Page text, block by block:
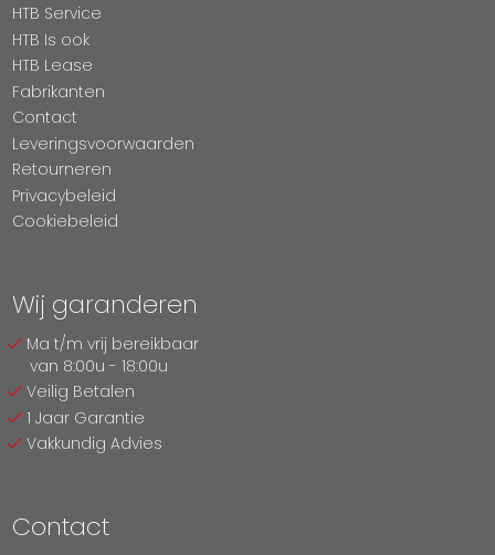
HTB Service
HTB Is ook
HTB Lease
Fabrikanten
Contact
Leveringsvoorwaarden
Retourneren
Privacybeleid
Cookiebeleid
Wij garanderen
Ma t/m vrij bereikbaar
van 8:00u - 18:00u
Veilig Betalen
1 Jaar Garantie
Vakkundig Advies
Contact